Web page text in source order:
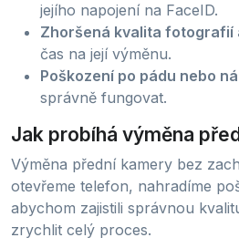
jejího napojení na FaceID.
Zhoršená kvalita fotografií
čas na její výměnu.
Poškození po pádu nebo
správně fungovat.
Jak probíhá výměna
Výměna přední kamery bez
otevřeme telefon, nahradíme
abychom zajistili správnou
zrychlit celý proces.